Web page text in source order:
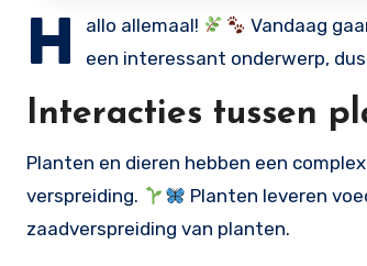
H allo allemaal!
Vandaag
een interessant onderwerp,
Interacties tussen
Planten en dieren hebben een
verspreiding.
Planten leveren
zaadverspreiding van planten.